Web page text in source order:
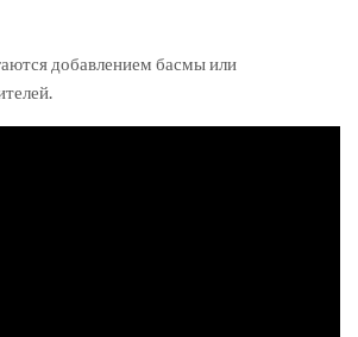
добавлением басмы или